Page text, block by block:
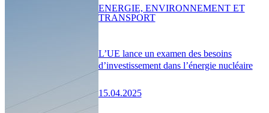
L’UE lance un examen des besoins
d’investissement dans l’énergie nucléaire
15.04.2025
ENERGIE, ENVIRONNEMENT ET
TRANSPORT